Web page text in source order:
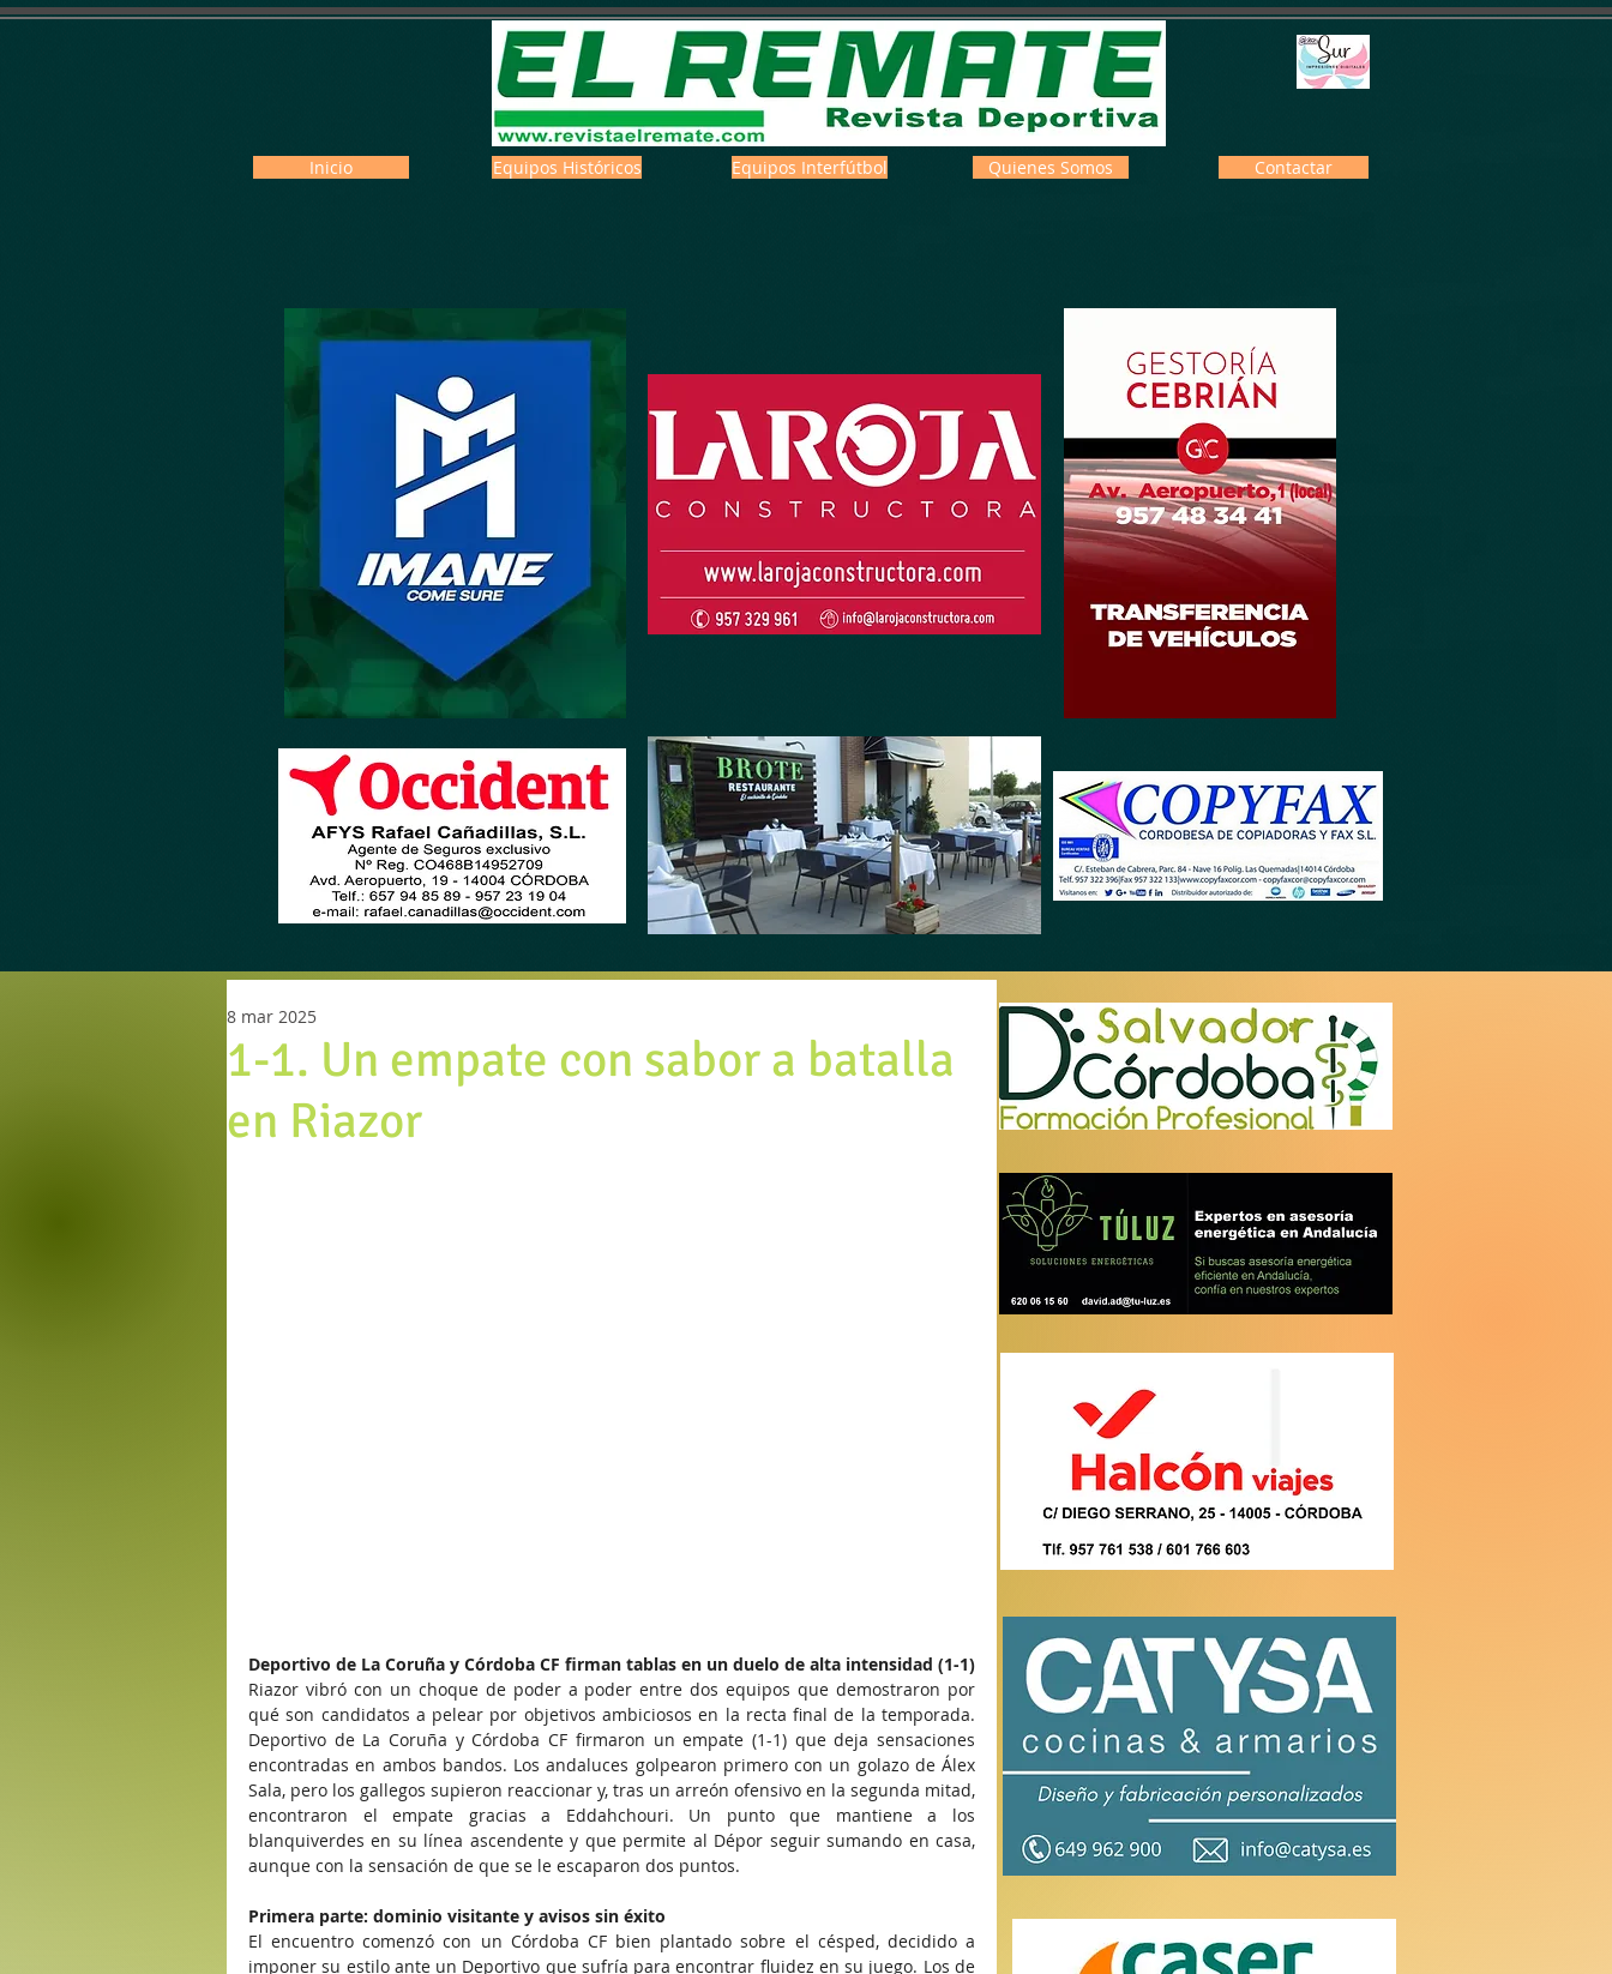
Inicio Equipos Históricos Equipos Interfútbol Quienes Somos Contactar
1-1. Un empate con sabor a batalla
en Riazor
8 mar 2025
Deportivo de La Coruña y Córdoba CF firman tablas en un duelo de alta intensidad (1-1)
Riazor vibró con un choque de poder a poder entre dos equipos que demostraron por
qué son candidatos a pelear por objetivos ambiciosos en la recta final de la temporada.
Deportivo de La Coruña y Córdoba CF firmaron un empate (1-1) que deja sensaciones
encontradas en ambos bandos. Los andaluces golpearon primero con un golazo de Álex
Sala, pero los gallegos supieron reaccionar y, tras un arreón ofensivo en la segunda mitad,
encontraron el empate gracias a Eddahchouri. Un punto que mantiene a los
blanquiverdes en su línea ascendente y que permite al Dépor seguir sumando en casa,
aunque con la sensación de que se le escaparon dos puntos.
Primera parte: dominio visitante y avisos sin éxito
El encuentro comenzó con un Córdoba CF bien plantado sobre el césped, decidido a
imponer su estilo ante un Deportivo que sufría para encontrar fluidez en su juego. Los de